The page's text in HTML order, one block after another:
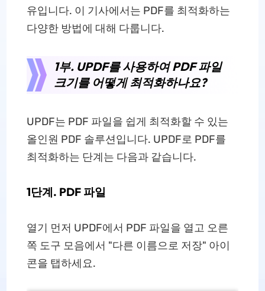
유입니다. 이 기사에서는 PDF를 최적화하는
다양한 방법에 대해 다룹니다.
1부. UPDF를 사용하여 PDF 파일
크기를 어떻게 최적화하나요?
UPDF는 PDF 파일을 쉽게 최적화할 수 있는
올인원 PDF 솔루션입니다. UPDF로 PDF를
최적화하는 단계는 다음과 같습니다.
1단계. PDF 파일
열기 먼저 UPDF에서 PDF 파일을 열고 오른
쪽 도구 모음에서 "다른 이름으로 저장" 아이
콘을 탭하세요.